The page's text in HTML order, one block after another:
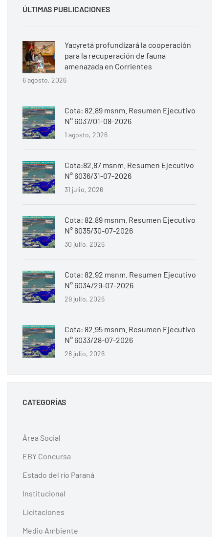
ÚLTIMAS PUBLICACIONES
Yacyretá profundizará la cooperación
para la recuperación de fauna
amenazada en Corrientes
6 agosto, 2026
Cota: 82.89 msnm. Resumen Ejecutivo
N° 6037/01-08-2026
1 agosto, 2026
Cota:82.87 msnm. Resumen Ejecutivo
N° 6036/31-07-2026
31 julio, 2026
Cota: 82.89 msnm. Resumen Ejecutivo
N° 6035/30-07-2026
30 julio, 2026
Cota: 82.92 msnm. Resumen Ejecutivo
N° 6034/29-07-2026
29 julio, 2026
Cota: 82.95 msnm. Resumen Ejecutivo
N° 6033/28-07-2026
28 julio, 2026
CATEGORÍAS
Área Social
EBY Concursa
Estado del río Paraná
Institucional
Licitaciones
Medio Ambiente